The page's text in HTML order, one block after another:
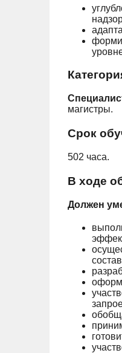
магистры.
Срок
502 часа.
В ходе
Должен